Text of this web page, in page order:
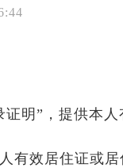
明”，提供本人
有效居住证或